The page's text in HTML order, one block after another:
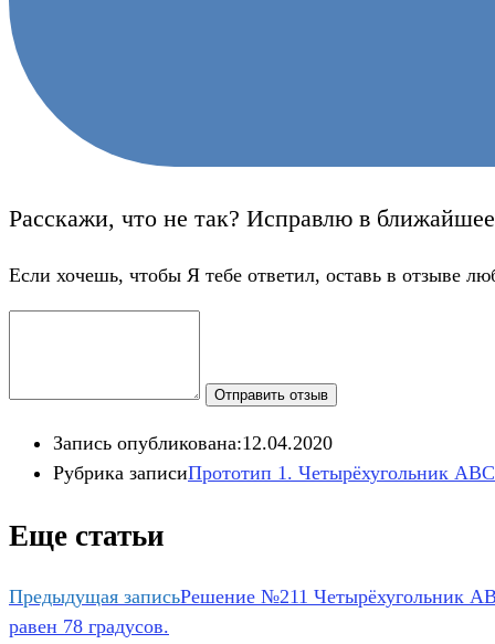
Расскажи, что не так? Исправлю в
Если хочешь, чтобы Я тебе ответил, оставь в отзыве
Отправить отзыв
Запись опубликована:12.04.2020
Рубрика записиПрототип 1. Четырёхугольник
Еще статьи
Предыдущая записьРешение №211 Четырёхугольник
равен 78 градусов.